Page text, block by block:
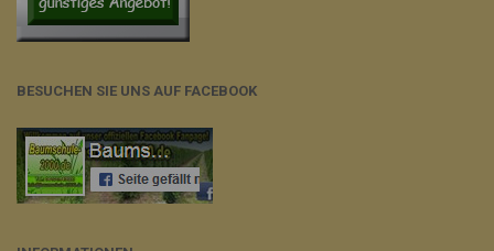
BESUCHEN SIE UNS AUF FACEBOOK